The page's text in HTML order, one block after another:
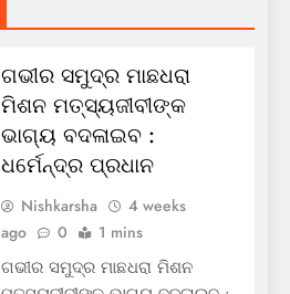
ଗଭୀର ସମୁଦ୍ର ମାଛଧରା
ମିଶନ ମତ୍ସ୍ୟଜୀବୀଙ୍କ
ଭାଗ୍ୟ ବଦଳାଇବ :
ଧର୍ମେନ୍ଦ୍ର ପ୍ରଧାନ
Nishkarsha
4 weeks
ago
0 1 mins
ଗଭୀର ସମୁଦ୍ର ମାଛଧରା ମିଶନ